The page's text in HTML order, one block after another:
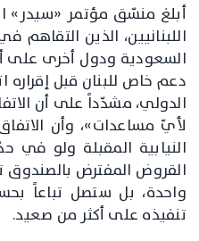
أبلغ منسّق مؤتمر «سيدر»
اللبنانيين، الذين
السعودية ودول أخرى على
دعم خاص للبنان قبل إقراره
الدولي، مشدّداً على أن
لأيّ مساعدات»، وأن
النيابية المقبلة ولو في
القروض المفترض بالصندوق
واحدة، بل ستصل تباعاً
تنفيذه على أكثر من صعيد.